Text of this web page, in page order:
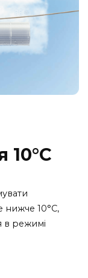
10°С
нижче 10°С,
в режимі